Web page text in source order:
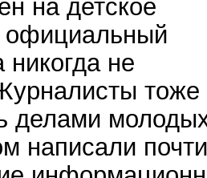
на детское
официальный
никогда не
тоже
делами
написали почти